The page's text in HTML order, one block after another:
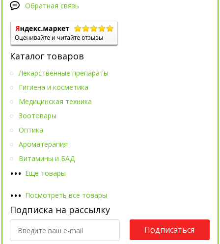
Обратная связь
Каталог товаров
••• Еще товары
Лекарственные препараты
Гигиена и косметика
Медицинская техника
Зоотовары
Оптика
Ароматерапия
Витамины и БАД
••• Посмотреть все товары
Подписка на рассылку
Подписаться